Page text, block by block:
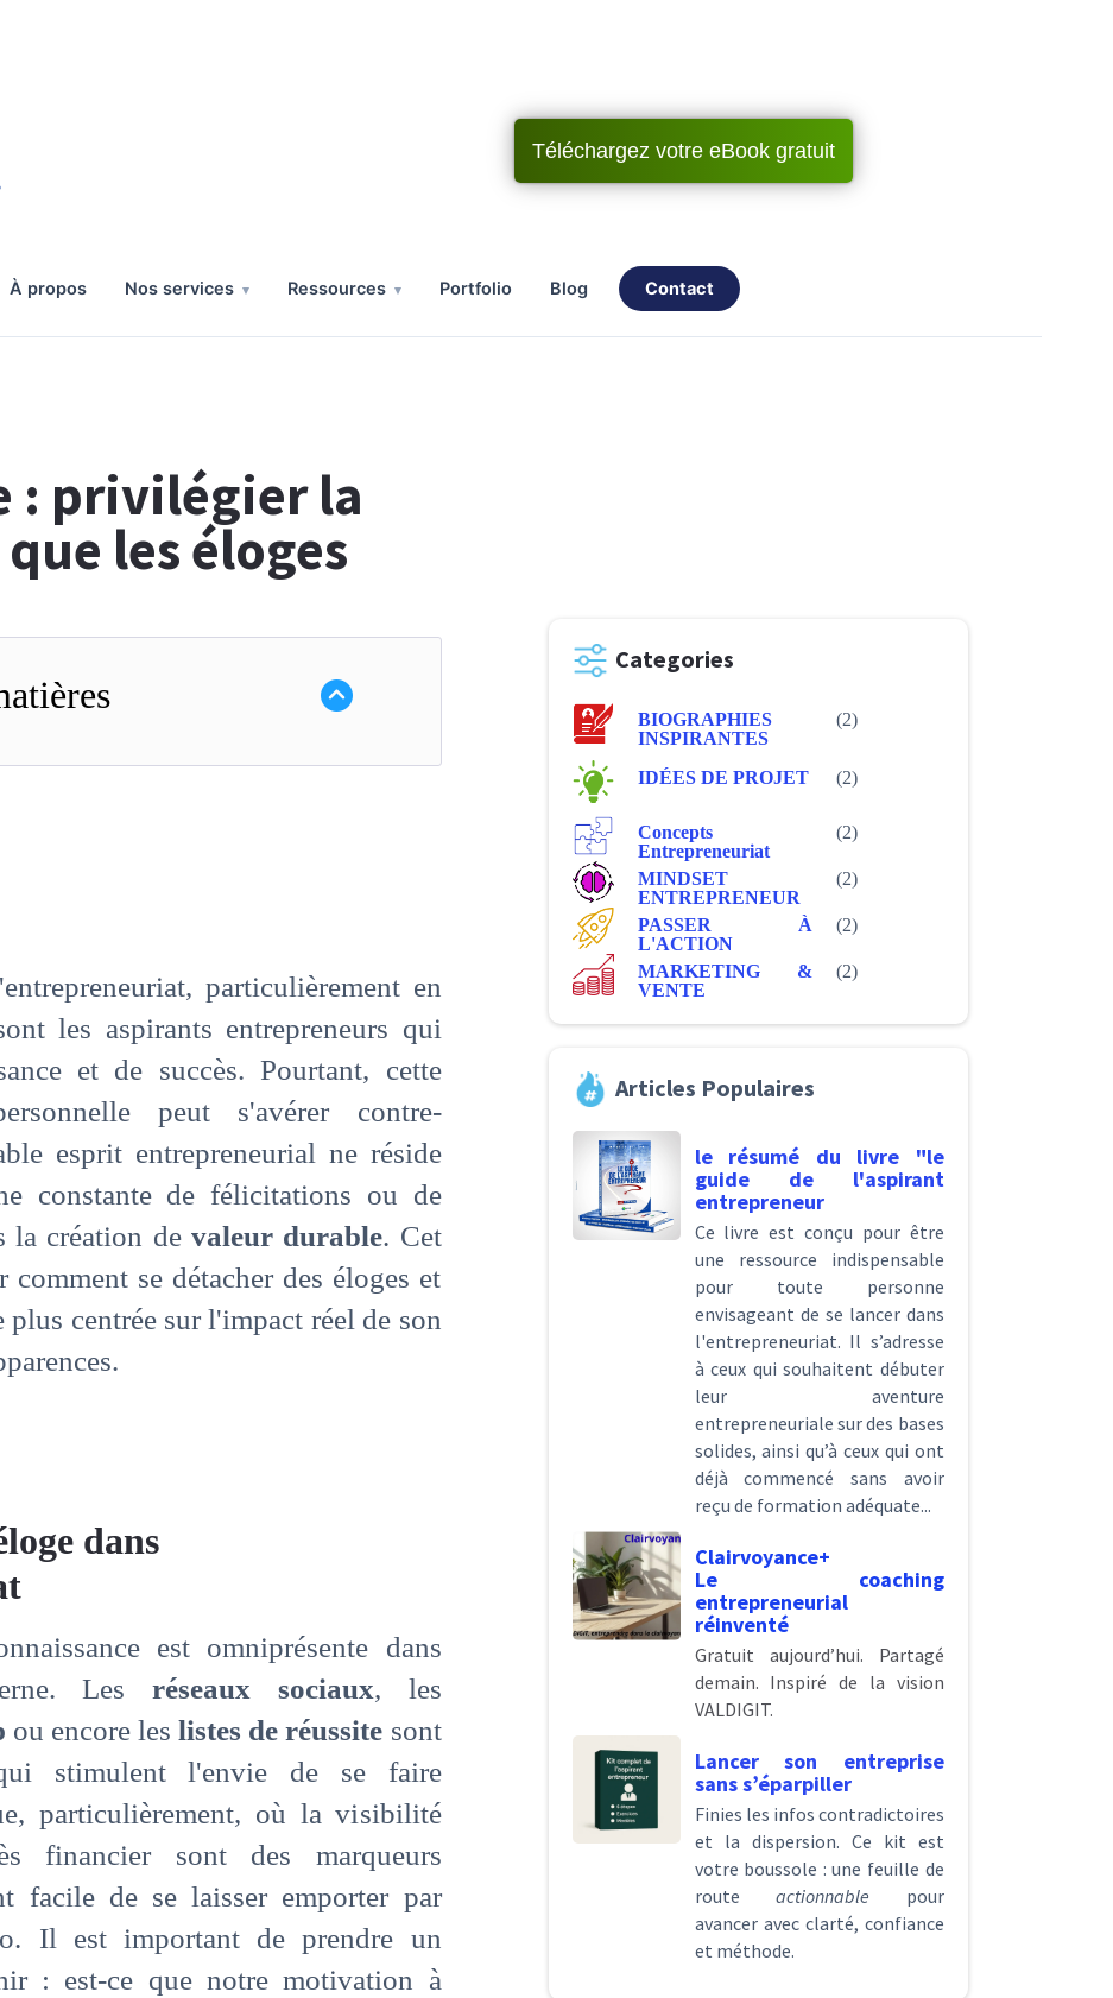
Téléchargez votre eBook gratuit
à propos nos services ressources portfolio blog contact
: privilégier la
les éloges
particulièrement en
les aspirants entrepreneurs qui
et de succès. Pourtant, cette
peut s'avérer contre-
esprit entrepreneurial ne réside
constante de félicitations ou de
la création de valeur durable. Cet
se détacher des éloges et
plus centrée sur l'impact réel de son
dans
est omniprésente dans
Les réseaux sociaux, les
ou encore leslistes de réussite sont
stimulent l'envie de se faire
particulièrement, où la visibilité
financier sont des marqueurs
facile de se laisser emporter par
Il est important de prendre un
: est-ce que notre motivation à
Categories
BIOGRAPHIES
INSPIRANTES
(2)
IDÉES DE PROJET (2)
Concepts
Entrepreneuriat
(2)
MINDSET
ENTREPRENEUR
(2)
PASSER À
L'ACTION
(2)
MARKETING &
VENTE
(2)
Articles Populaires
le résumé du livre "le
guide de l'aspirant
entrepreneur
Ce livre est conçu pour être
une ressource indispensable
pour toute personne
envisageant de se lancer dans
l'entrepreneuriat. Il s’adresse
à ceux qui souhaitent débuter
leur aventure
entrepreneuriale sur des bases
solides, ainsi qu’à ceux qui ont
déjà commencé sans avoir
reçu de formation adéquate...
Clairvoyance+
Le coaching
entrepreneurial
réinventé
Gratuit aujourd’hui. Partagé
demain. Inspiré de la vision
VALDIGIT.
Lancer son entreprise
sans s’éparpiller
Finies les infos contradictoires
et la dispersion. Ce kit est
votre boussole : une feuille de
routeactionnable pour
avancer avec clarté, confiance
et méthode.